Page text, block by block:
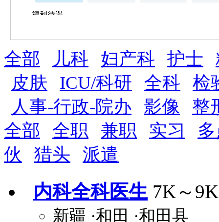
福利待遇
薪资与社保
五险 住房公积金 企业
全勤奖 加班补助 全薪病假 股票
法定节假日三薪 工龄奖 带薪年假 年终
晋升与政策
8小时工作制 周末双休
关怀与福利
包住 包吃 住房补贴
全部 儿科 妇产科 护士
皮肤
ICU/科研 全科
检
人事-行政-院办
影像
整
全部
全职 兼职 实习
伙
猎头 派遣
内科全科医生 7K～9K
新疆 ·和田 ·和田县